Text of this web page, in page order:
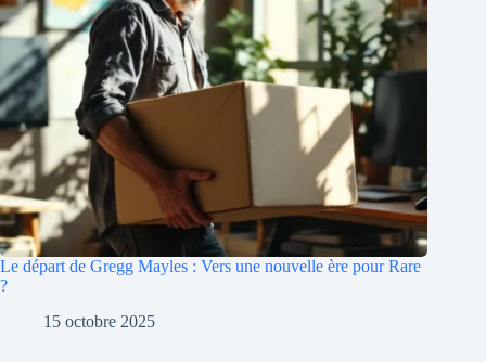
Le départ de Gregg Mayles : Vers une nouvelle ère pour Rare
?
15 octobre 2025